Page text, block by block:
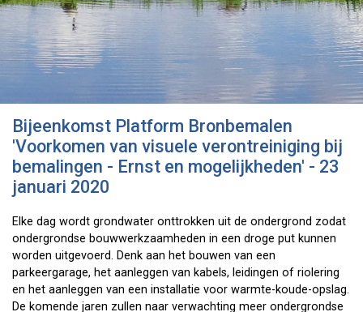
Bijeenkomst Platform Bronbemalen
'Voorkomen van visuele verontreiniging bij
bemalingen - Ernst en mogelijkheden' - 23
januari 2020
Elke dag wordt grondwater onttrokken uit de ondergrond zodat
ondergrondse bouwwerkzaamheden in een droge put kunnen
worden uitgevoerd. Denk aan het bouwen van een
parkeergarage, het aanleggen van kabels, leidingen of riolering
en het aanleggen van een installatie voor warmte-koude-opslag.
De komende jaren zullen naar verwachting meer ondergrondse